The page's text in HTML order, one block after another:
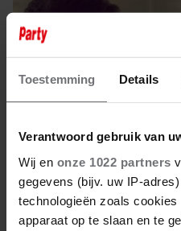
Toestemming Details
Verantwoord gebruik van
Wij en onze 1022 partners
gegevens (bijv. uw IP-
technologieën zoals
apparaat op te slaan en te
7 september 2023